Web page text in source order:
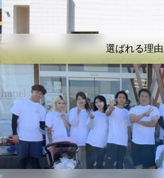
選ばれる理由